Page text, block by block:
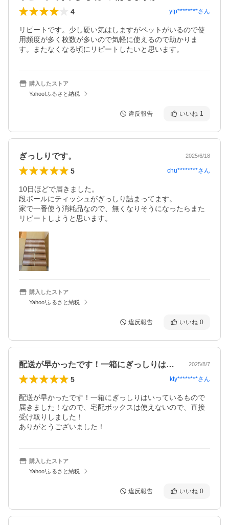
4 ytp********さん
リピートです。少し硬い気はしますがペットがいるので使
用頻度が多く枚数が多いので気軽に使えるので助かりま
す。またなくなる頃にリピートしたいと思います。
購入したストア
Yahoo!ふるさと納税
違反報告 いいね 1
ぎっしりです。 2025/6/18
5 chu********さん
10日ほどで届きました。
段ボールにティッシュがぎっしり詰まってます。
家で一番使う消耗品なので、無くなりそうになったらまた
リピートしようと思います。
購入したストア
Yahoo!ふるさと納税
違反報告 いいね 0
配送が早かったです！一箱にぎっしりはい… 2025/8/7
5 kty********さん
配送が早かったです！一箱にぎっしりはいっているもので
届きました！なので、宅配ボックスは使えないので、直接
受け取りしました！
ありがとうございました！
購入したストア
Yahoo!ふるさと納税
違反報告 いいね 0